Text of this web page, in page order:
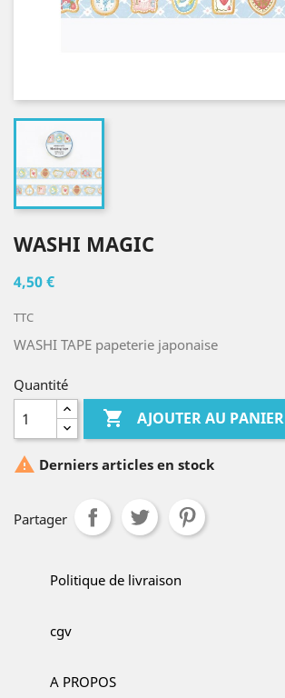
WASHI MAGIC
4,50 €
TTC
WASHI TAPE papeterie japonaise
Quantité
 AJOUTER AU PANIER
 Derniers articles en stock
Partager
Politique de livraison
cgv
A PROPOS